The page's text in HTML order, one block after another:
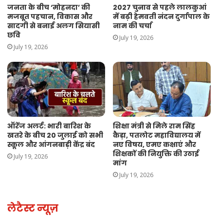
जनता के बीच ‘मोहनदा’ की
मजबूत पहचान, विकास और
सादगी से बनाई अलग सियासी
छवि
July 19, 2026
2027 चुनाव से पहले लालकुआं
में बढ़ी हेमवती नंदन दुर्गापाल के
नाम की चर्चा
July 19, 2026
ऑरेंज अलर्ट: भारी बारिश के
खतरे के बीच 20 जुलाई को सभी
स्कूल और आंगनबाड़ी केंद्र बंद
July 19, 2026
शिक्षा मंत्री से मिले राम सिंह
कैड़ा, पतलोट महाविद्यालय में
नए विषय, एमए कक्षाएं और
शिक्षकों की नियुक्ति की उठाई
मांग
July 19, 2026
लेटैस्ट न्यूज़